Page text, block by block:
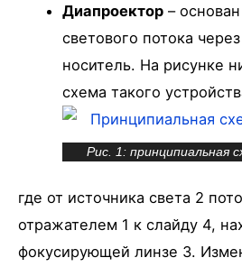
Диапроектор –
светового потока
носитель. На рисунке
схема такого
Рис. 1: принципиальная
где от источника света 2
отражателем 1 к слайду 4,
фокусирующей линзе 3.